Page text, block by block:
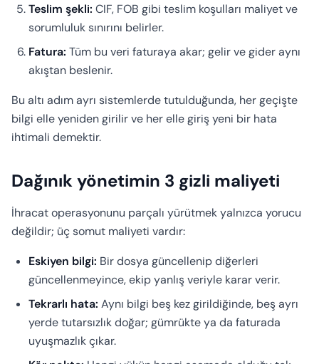
Teslim şekli: CIF, FOB gibi teslim koşulları maliyet ve
sorumluluk sınırını belirler.
Fatura: Tüm bu veri faturaya akar; gelir ve gider aynı
akıştan beslenir.
Bu altı adım ayrı sistemlerde tutulduğunda, her geçişte
bilgi elle yeniden girilir ve her elle giriş yeni bir hata
ihtimali demektir.
Dağınık yönetimin 3 gizli maliyeti
İhracat operasyonunu parçalı yürütmek yalnızca yorucu
değildir; üç somut maliyeti vardır:
Eskiyen bilgi: Bir dosya güncellenip diğerleri
güncellenmeyince, ekip yanlış veriyle karar verir.
Tekrarlı hata: Aynı bilgi beş kez girildiğinde, beş ayrı
yerde tutarsızlık doğar; gümrükte ya da faturada
uyuşmazlık çıkar.